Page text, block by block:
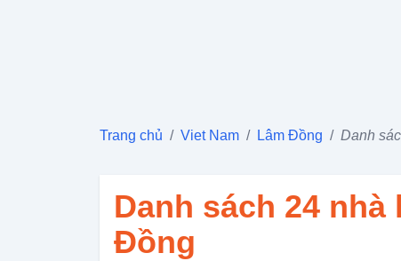
Trang chủ / Viet Nam / Lâm Đồng / Danh
Danh sách 24
Đồng